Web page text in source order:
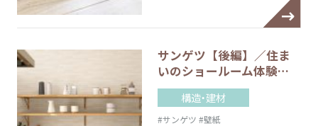
サンゲツ【後編】／住ま
いのショールーム体験…
構造・建材
#サンゲツ #壁紙